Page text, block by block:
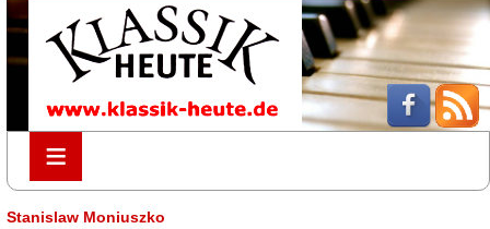
≡
≡
Stanislaw Moniuszko